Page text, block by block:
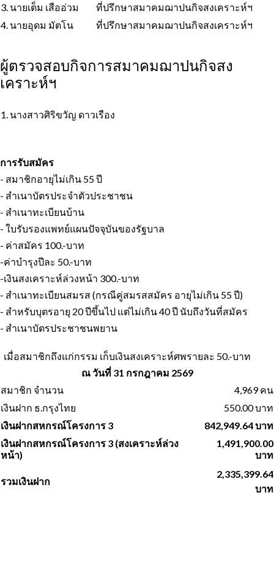
3. นายเต็ม เสืออ่วม
ที่ปรึกษาสมาคมฌาปนกิจสงเคราะห์ฯ
4. นายอุดม มัตโน
ที่ปรึกษาสมาคมฌาปนกิจสงเคราะห์ฯ
ผู้ตรวจสอบกิจการสมาคมฌาปนกิจสง
เคราะห์ฯ
1. นางสาวศิริขวัญ ดาวเรือง
การรับสมัคร
- สมาชิกอายุไม่เกิน 55 ปี
- สำเนาบัตรประจำตัวประชาชน
- สำเนาทะเบียนบ้าน
- ใบรับรองแพทย์แผนปัจจุบันของรัฐบาล
- ค่าสมัคร 100.-บาท
-ค่าบำรุงปีละ 50.-บาท
-เงินสงเคราะห์ล่วงหน้า 300.-บาท
- สำเนาทะเบียนสมรส (กรณีคู่สมรสสมัคร อายุไม่เกิน 55 ปี)
- สำหรับบุตรอายุ 20 ปีขึ้นไป แต่ไม่เกิน 40 ปี นับถึงวันที่สมัคร
- สำเนาบัตรประชาชนพยาน
เมื่อสมาชิกถึงแก่กรรม เก็บเงินสงเคราะห์ศพรายละ 50.-บาท
ณ วันที่ 31 กรกฎาคม 2569
สมาชิก จำนวน
4,969 คน
เงินฝาก ธ.กรุงไทย
550.00 บาท
เงินฝากสหกรณ์โครงการ 3
842,949.64 บาท
เงินฝากสหกรณ์โครงการ 3 (สงเคราะห์ล่วง
หน้า)
1,491,900.00
บาท
รวมเงินฝาก
2,335,399.64
บาท